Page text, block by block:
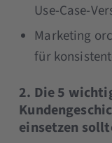
Use-Case-
Marketing
für
2. Die 5
einsetzen